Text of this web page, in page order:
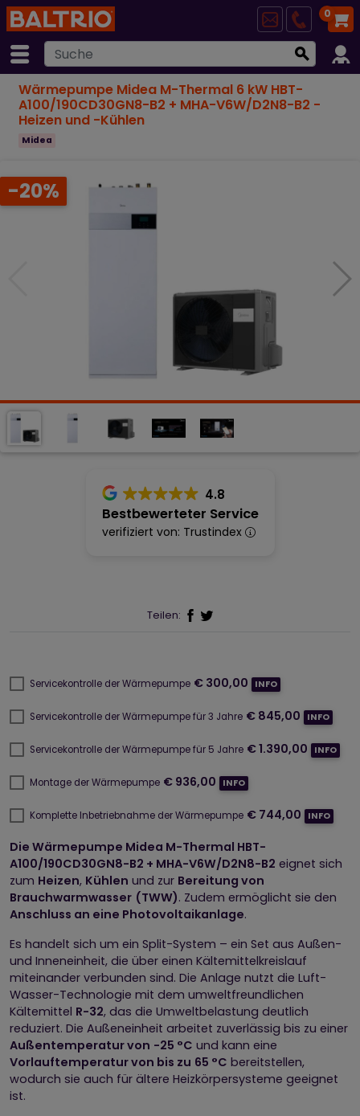
0
Wärmepumpe Midea M-Thermal 6 kW HBT-
A100/190CD30GN8-B2 + MHA-V6W/D2N8-B2 -
Heizen und -Kühlen
Midea
Teilen:
4.8
Bestbewerteter Service
verifiziert von: Trustindex
Die Wärmepumpe Midea M-Thermal HBT-
A100/190CD30GN8-B2 + MHA-V6W/D2N8-B2 eignet sich
zum Heizen, Kühlen und zur Bereitung von
Brauchwarmwasser (TWW). Zudem ermöglicht sie den
Anschluss an eine Photovoltaikanlage.
Es handelt sich um ein Split-System – ein Set aus Außen-
und Inneneinheit, die über einen Kältemittelkreislauf
miteinander verbunden sind. Die Anlage nutzt die Luft-
Wasser-Technologie mit dem umweltfreundlichen
Kältemittel R-32, das die Umweltbelastung deutlich
reduziert. Die Außeneinheit arbeitet zuverlässig bis zu einer
Außentemperatur von -25 °C und kann eine
Vorlauftemperatur von bis zu 65 °C bereitstellen,
wodurch sie auch für ältere Heizkörpersysteme geeignet
ist.
Servicekontrolle der Wärmepumpe € 300,00 INFO
Servicekontrolle der Wärmepumpe für 3 Jahre € 845,00 INFO
Servicekontrolle der Wärmepumpe für 5 Jahre € 1.390,00 INFO
Montage der Wärmepumpe € 936,00 INFO
Komplette Inbetriebnahme der Wärmepumpe € 744,00 INFO
-20%